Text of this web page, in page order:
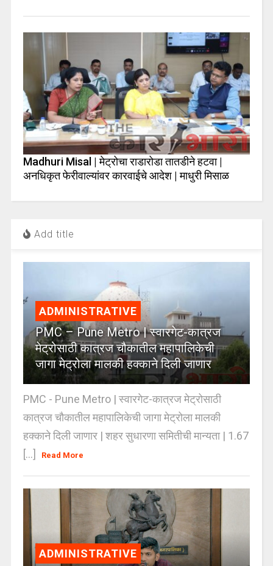
Madhuri Misal | मेट्रोचा राडारोडा तातडीने हटवा |
अनधिकृत फेरीवाल्यांवर कारवाईचे आदेश | माधुरी मिसाळ
Add title
ADMINISTRATIVE
PMC – Pune Metro | स्वारगेट-कात्रज
मेट्रोसाठी कात्रज चौकातील महापालिकेची
जागा मेट्रोला मालकी हक्काने दिली जाणार
PMC - Pune Metro | स्वारगेट-कात्रज मेट्रोसाठी
कात्रज चौकातील महापालिकेची जागा मेट्रोला मालकी
हक्काने दिली जाणार | शहर सुधारणा समितीची मान्यता | 1.67
[...]
Read More
ADMINISTRATIVE